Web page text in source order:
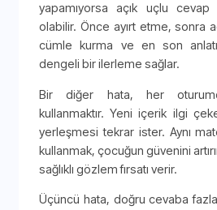
yapamıyorsa açık uçlu cevap
olabilir. Önce ayırt etme, sonra
cümle kurma ve en son
dengeli bir ilerleme sağlar.
Bir diğer hata, her
kullanmaktır. Yeni içerik ilgi
yerleşmesi tekrar ister. Aynı
kullanmak, çocuğun güvenini
sağlıklı gözlem fırsatı verir.
Üçüncü hata, doğru cevaba